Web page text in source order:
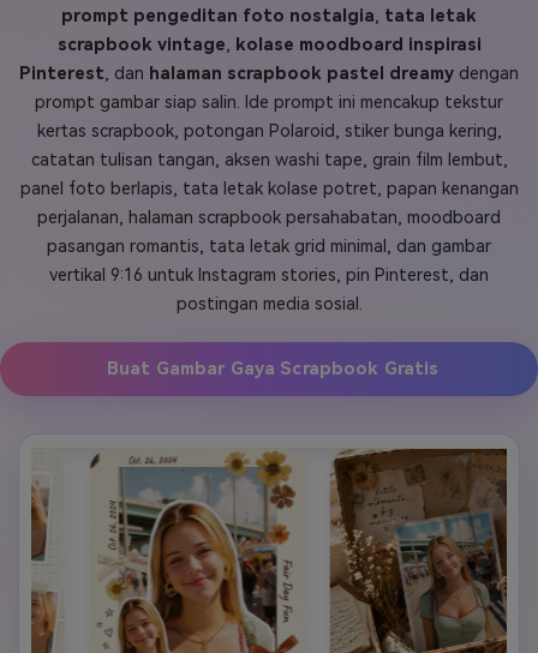
FAQs Hubungi Kami
Tips & Tutorial AI
Postingan Terbaru
Jelajahi Lebih Banyak >>
Masuk
Berkreasi dengan AI
prompt pengeditan foto nostalgia, tata letak
scrapbook vintage, kolase moodboard inspirasi
Pinterest, dan halaman scrapbook pastel dreamy dengan
prompt gambar siap salin. Ide prompt ini mencakup tekstur
kertas scrapbook, potongan Polaroid, stiker bunga kering,
catatan tulisan tangan, aksen washi tape, grain film lembut,
panel foto berlapis, tata letak kolase potret, papan kenangan
perjalanan, halaman scrapbook persahabatan, moodboard
pasangan romantis, tata letak grid minimal, dan gambar
vertikal 9:16 untuk Instagram stories, pin Pinterest, dan
postingan media sosial.
Buat Gambar Gaya Scrapbook Gratis